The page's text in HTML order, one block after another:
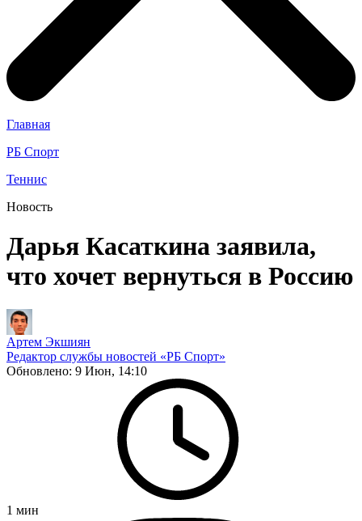
Главная
РБ Спорт
Теннис
Новость
Дарья Касаткина заявила,
что хочет вернуться в Россию
Артем Экшиян
Редактор службы новостей «РБ Спорт»
Обновлено: 9 Июн, 14:10
1 мин